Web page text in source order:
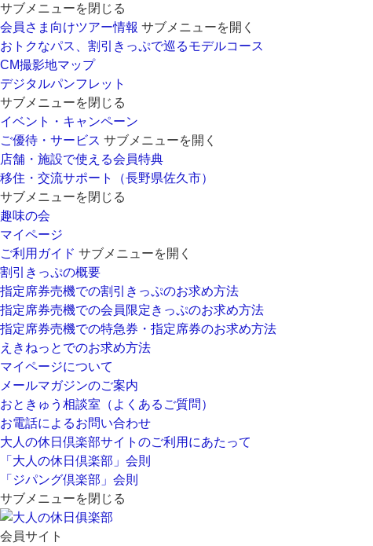
サブメニューを閉じる
会員さま向けツアー情報 サブメニューを開く
おトクなパス、割引きっぷで巡るモデルコース
CM撮影地マップ
デジタルパンフレット
サブメニューを閉じる
イベント・キャンペーン
ご優待・サービス サブメニューを開く
店舗・施設で使える会員特典
移住・交流サポート（長野県佐久市）
サブメニューを閉じる
趣味の会
マイページ
ご利用ガイド サブメニューを開く
割引きっぷの概要
指定席券売機での割引きっぷのお求め方法
指定席券売機での会員限定きっぷのお求め方法
指定席券売機での特急券・指定席券のお求め方法
えきねっとでのお求め方法
マイページについて
メールマガジンのご案内
おときゅう相談室（よくあるご質問）
お電話によるお問い合わせ
大人の休日倶楽部サイトのご利用にあたって
「大人の休日倶楽部」会則
「ジパング倶楽部」会則
サブメニューを閉じる
会員サイト